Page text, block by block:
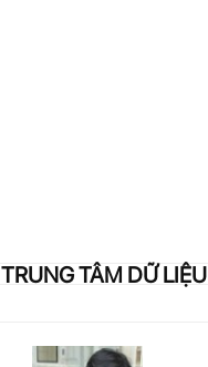
TRUNG TÂM DỮ LIỆU